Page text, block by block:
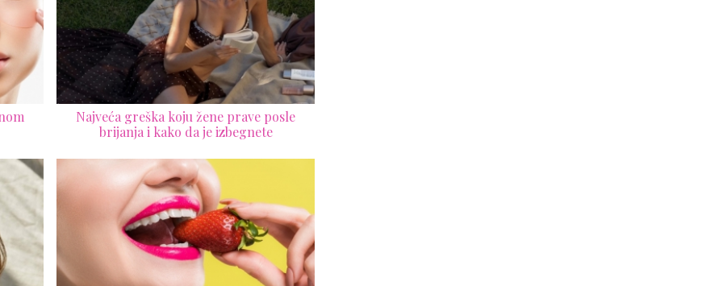
Najveća greška koju žene prave posle
brijanja i kako da je izbegnete